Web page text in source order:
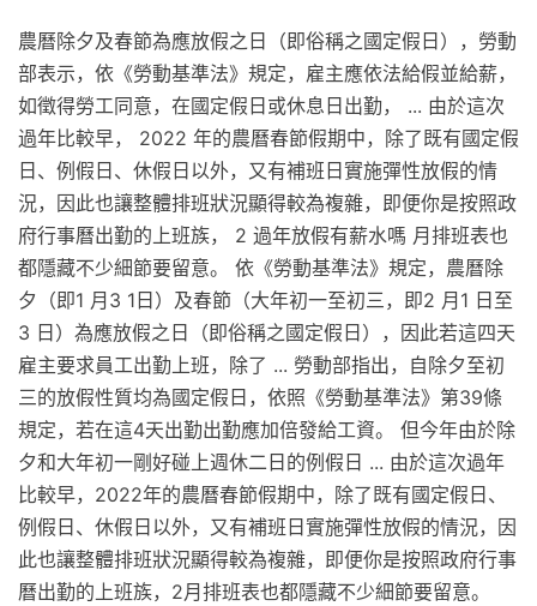
農曆除夕及春節為應放假之日（即俗稱之國定假日），勞動
部表示，依《勞動基準法》規定，雇主應依法給假並給薪，
如徵得勞工同意，在國定假日或休息日出勤， ... 由於這次
過年比較早， 2022 年的農曆春節假期中，除了既有國定假
日、例假日、休假日以外，又有補班日實施彈性放假的情
況，因此也讓整體排班狀況顯得較為複雜，即便你是按照政
府行事曆出勤的上班族， 2 過年放假有薪水嗎 月排班表也
都隱藏不少細節要留意。 依《勞動基準法》規定，農曆除
夕（即1 月3 1日）及春節（大年初一至初三，即2 月1 日至
3 日）為應放假之日（即俗稱之國定假日），因此若這四天
雇主要求員工出勤上班，除了 ... 勞動部指出，自除夕至初
三的放假性質均為國定假日，依照《勞動基準法》第39條
規定，若在這4天出勤出勤應加倍發給工資。 但今年由於除
夕和大年初一剛好碰上週休二日的例假日 ... 由於這次過年
比較早，2022年的農曆春節假期中，除了既有國定假日、
例假日、休假日以外，又有補班日實施彈性放假的情況，因
此也讓整體排班狀況顯得較為複雜，即便你是按照政府行事
曆出勤的上班族，2月排班表也都隱藏不少細節要留意。